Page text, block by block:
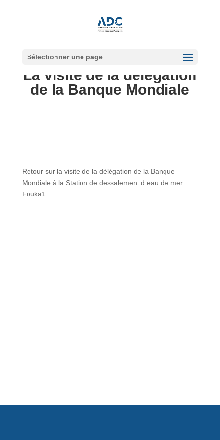
Sélectionner une page
La visite de la délégation
de la Banque Mondiale
Retour sur la visite de la délégation de la Banque
Mondiale à la Station de dessalement d eau de mer
Fouka1